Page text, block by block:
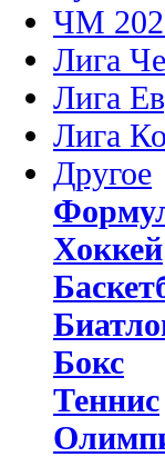
ЧМ
Лига
Лига
Лига
Другое
Хоккей
Бокс
Теннис